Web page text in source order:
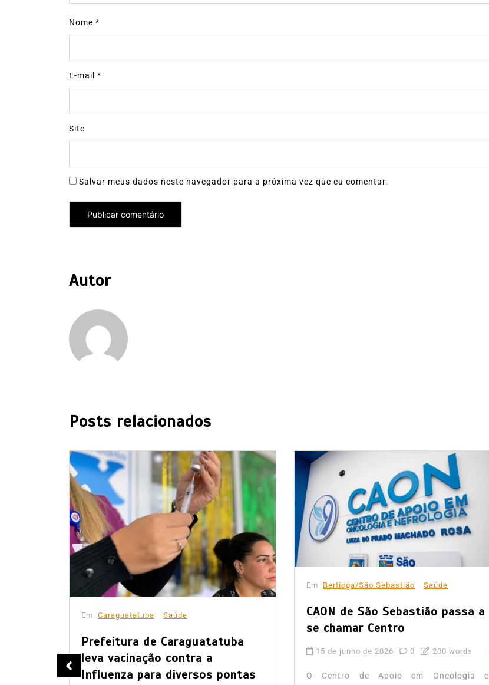
Nome *
E-mail *
Site
Salvar meus dados neste navegador para a próxima vez que eu comentar.
Autor
Posts relacionados
Em Caraguatatuba Saúde
Prefeitura de Caraguatatuba
leva vacinação contra a
Influenza para diversos pontas
Em Bertioga/São Sebastião Saúde
CAON de São Sebastião passa a
se chamar Centro
15 de junho de 2026 0 200 words
O Centro de Apoio em Oncologia e